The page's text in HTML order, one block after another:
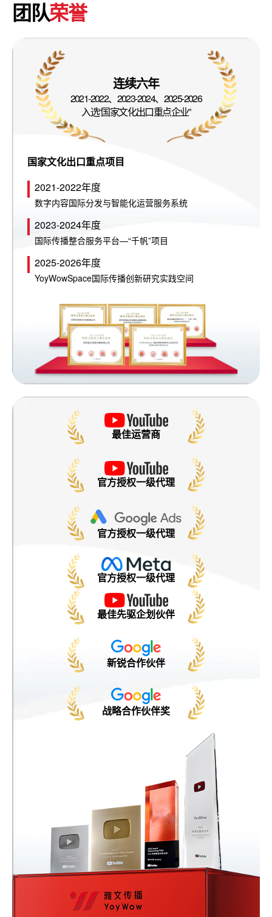
团队荣誉
连续六年
2021-2022、2023-2024、2025-2026
入选“国家文化出口重点企业”
国家文化出口重点项目
2021-2022年度
数字内容国际分发与智能化运营服务系统
2023-2024年度
国际传播整合服务平台—“千帆”项目
2025-2026年度
YoyWowSpace国际传播创新研究实践空间
最佳运营商
官方授权一级代理
官方授权一级代理
官方授权一级代理
最佳先驱企划伙伴
新锐合作伙伴
战略合作伙伴奖